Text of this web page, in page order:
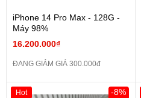
iPhone 14 Pro Max - 128G -
Máy 98%
16.200.000₫
ĐANG GIẢM GIÁ 300.000đ
-8%
Hot